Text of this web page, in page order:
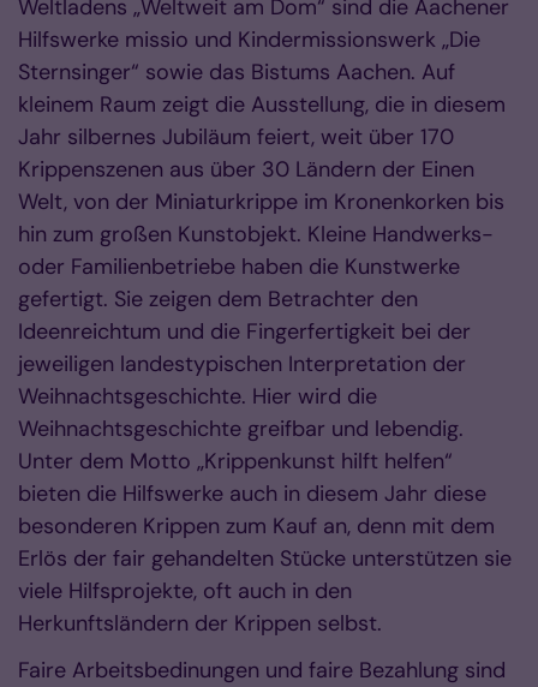
Weltladens „Weltweit am Dom“ sind die Aachener
Hilfswerke missio und Kindermissionswerk „Die
Sternsinger“ sowie das Bistums Aachen. Auf
kleinem Raum zeigt die Ausstellung, die in diesem
Jahr silbernes Jubiläum feiert, weit über 170
Krippenszenen aus über 30 Ländern der Einen
Welt, von der Miniaturkrippe im Kronenkorken bis
hin zum großen Kunstobjekt. Kleine Handwerks-
oder Familienbetriebe haben die Kunstwerke
gefertigt. Sie zeigen dem Betrachter den
Ideenreichtum und die Fingerfertigkeit bei der
jeweiligen landestypischen Interpretation der
Weihnachtsgeschichte. Hier wird die
Weihnachtsgeschichte greifbar und lebendig.
Unter dem Motto „Krippenkunst hilft helfen“
bieten die Hilfswerke auch in diesem Jahr diese
besonderen Krippen zum Kauf an, denn mit dem
Erlös der fair gehandelten Stücke unterstützen sie
viele Hilfsprojekte, oft auch in den
Herkunftsländern der Krippen selbst.
Faire Arbeitsbedinungen und faire Bezahlung sind